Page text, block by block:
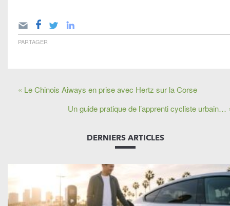
PARTAGER
« Le Chinois Aiways en prise avec Hertz sur la Corse
Un guide pratique de l’apprenti cycliste urbain…
DERNIERS ARTICLES